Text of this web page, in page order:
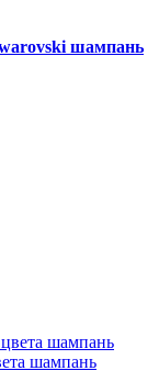
шампань
шампань